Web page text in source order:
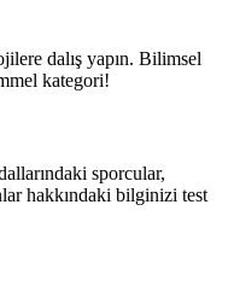
dalış yapın. Bilimsel
kategori!
sporcular,
hakkındaki bilginizi test